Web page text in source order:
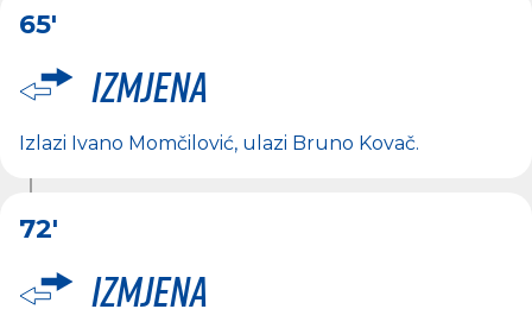
65'
Izmjena
Izlazi Ivano Momčilović, ulazi Bruno Kovač.
72'
Izmjena